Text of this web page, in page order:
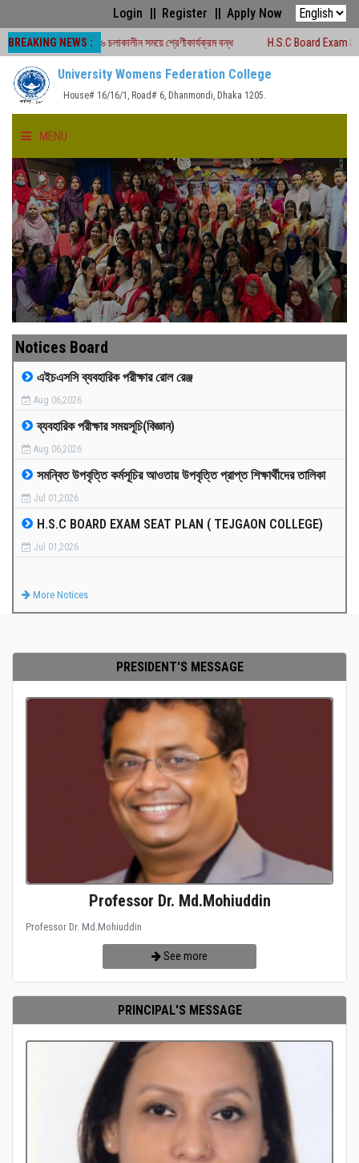
Login Register Apply Now
BREAKING NEWS :
-২০২৬ চলাকালীন সময়ে শ্রেণীকার্যক্রম বন্ধ H.S.C Board Exam Seat Plan (
University Womens Federation College
House# 16/16/1, Road# 6, Dhanmondi, Dhaka 1205.
MENU
HOME
ABOUT US
FACULTIES
ACADEMICS
GALLERY
MEDIA
PAYMENT
CO-CURRICULUM
RESULTS
Notices Board
এইচএসসি ব্যবহারিক পরীক্ষার রোল রেঞ্জ
Aug 06,2026
ব্যবহারিক পরীক্ষার সময়সূচি(বিজ্ঞান)
Aug 06,2026
সমন্বিত উপবৃত্তি কর্মসূচির আওতায় উপবৃত্তি প্রাপ্ত শিক্ষার্থীদের তালিকা
Jul 01,2026
H.S.C BOARD EXAM SEAT PLAN ( TEJGAON COLLEGE)
Jul 01,2026
More Notices
PRESIDENT'S MESSAGE
Professor Dr. Md.Mohiuddin
Professor Dr. Md.Mohiuddin
See more
PRINCIPAL'S MESSAGE